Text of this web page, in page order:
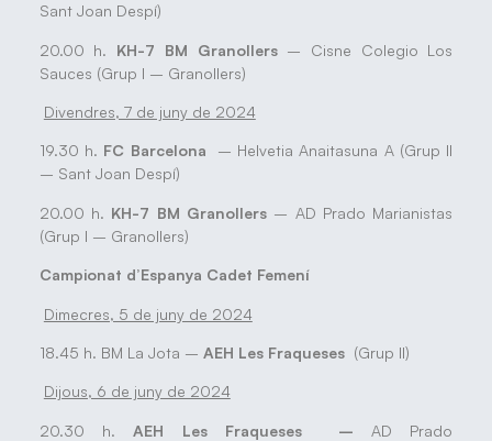
Sant Joan Despí)
20.00 h. KH-7 BM Granollers – Cisne Colegio Los
Sauces (Grup I – Granollers)
Divendres, 7 de juny de 2024
19.30 h. FC Barcelona
– Helvetia Anaitasuna A (Grup II
– Sant Joan Despí)
20.00 h. KH-7 BM Granollers – AD Prado Marianistas
(Grup I – Granollers)
Campionat d’Espanya Cadet Femení
Dimecres, 5 de juny de 2024
18.45 h. BM La Jota – AEH Les Fraqueses (Grup II)
Dijous, 6 de juny de 2024
20.30 h.AEH Les Fraqueses – AD Prado